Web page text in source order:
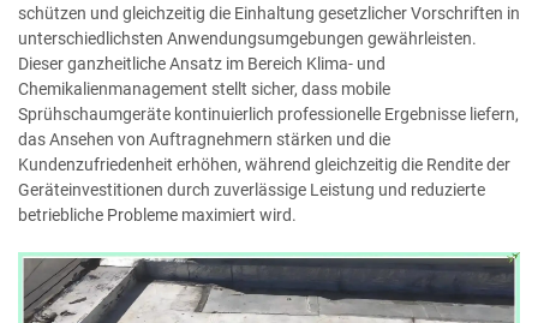
schützen und gleichzeitig die Einhaltung gesetzlicher Vorschriften in
unterschiedlichsten Anwendungsumgebungen gewährleisten.
Dieser ganzheitliche Ansatz im Bereich Klima- und
Chemikalienmanagement stellt sicher, dass mobile
Sprühschaumgeräte kontinuierlich professionelle Ergebnisse liefern,
das Ansehen von Auftragnehmern stärken und die
Kundenzufriedenheit erhöhen, während gleichzeitig die Rendite der
Geräteinvestitionen durch zuverlässige Leistung und reduzierte
betriebliche Probleme maximiert wird.